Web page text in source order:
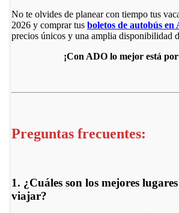
No te olvides de planear con tiempo tus
2026 y comprar tus boletos de autobús en
precios únicos y una amplia disponibilidad
¡Con ADO lo mejor está
Preguntas frecuentes:
1. ¿Cuáles son los mejores
viajar?